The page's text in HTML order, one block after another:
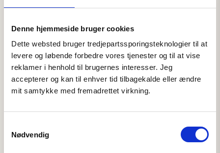
Denne hjemmeside bruger cookies
Dette websted bruger tredjepartssporingsteknologier til at
levere og løbende forbedre vores tjenester og til at vise
reklamer i henhold til brugernes interesser. Jeg
accepterer og kan til enhver tid tilbagekalde eller ændre
mit samtykke med fremadrettet virkning.
Nødvendig
forebygger uheld og giver barnet det nødvendige mod
den skridsikre belægning sørger for, at tæppet altid
ligger fladt og sikkert. Det er en del af den samlede
pakke, du får, når du vælgerbabytæppe levering
Danmark hos os; en gennemtænkt løsning, hvor der er
tænkt på alle aspekter af dit barns sikkerhed.